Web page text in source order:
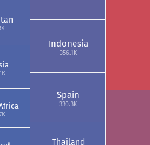
Indonesia
356.1K
Spain
330.3K
Thailand